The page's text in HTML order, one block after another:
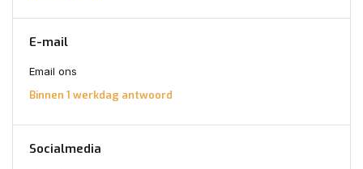
E-mail
Email ons
Binnen 1 werkdag antwoord
Socialmedia